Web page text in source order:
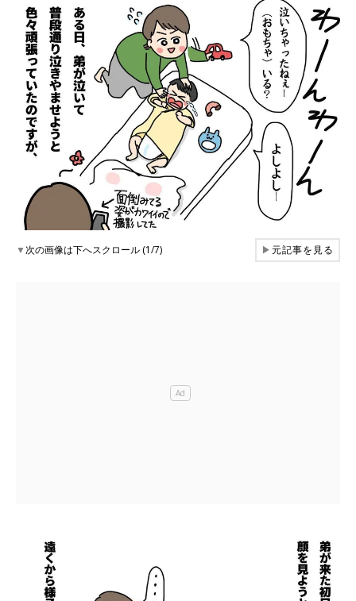
▼次の画像は下へスクロール (1/7) ▶元記事を見る